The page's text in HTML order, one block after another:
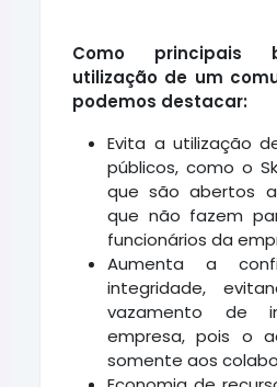
Como principais
utilização de um
podemos destacar:
Evita a utilização
públicos, como o
que são abertos
que não fazem
funcionários da
Aumenta a
integridade,
vazamento de
empresa, pois o
somente aos